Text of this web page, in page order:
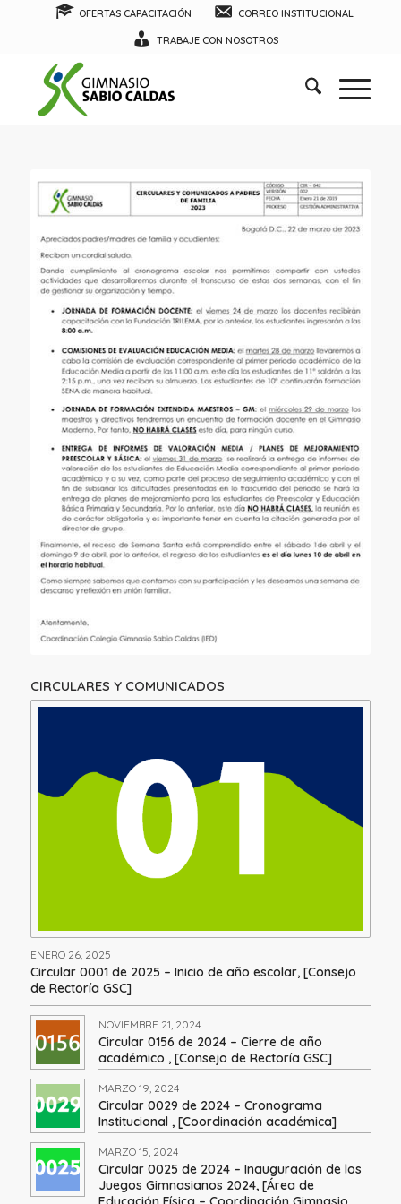
OFERTAS CAPACITACIÓN CORREO INSTITUCIONAL
TRABAJE CON NOSOTROS
CIRCULARES Y COMUNICADOS
ENERO 26, 2025
Circular 0001 de 2025 – Inicio de año escolar, [Consejo
de Rectoría GSC]
NOVIEMBRE 21, 2024
Circular 0156 de 2024 – Cierre de año
académico , [Consejo de Rectoría GSC]
MARZO 19, 2024
Circular 0029 de 2024 – Cronograma
Institucional , [Coordinación académica]
MARZO 15, 2024
Circular 0025 de 2024 – Inauguración de los
Juegos Gimnasianos 2024, [Área de